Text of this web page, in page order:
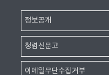
정보공개
청렴신문고
이메일무단수집거부